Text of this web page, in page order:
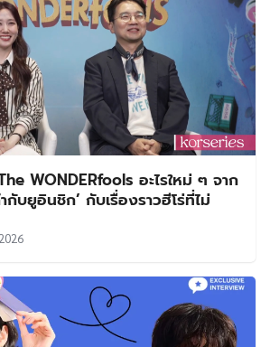
WONDERfools อะไรใหม่ ๆ จาก
บยูอินชิก’ กับเรื่องราวฮีโร่ที่ไม่